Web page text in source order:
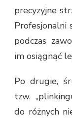
precyzyjne
podczas
im osiągnąć
Po drugie,
tzw.
do różnych